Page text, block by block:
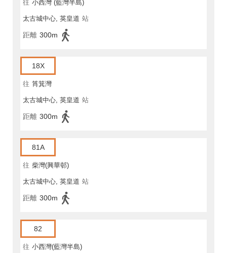
往 小西灣 (藍灣半島)
太古城中心, 英皇道 站
距離 300m
18X
往 筲箕灣
太古城中心, 英皇道 站
距離 300m
81A
往 柴灣(興華邨)
太古城中心, 英皇道 站
距離 300m
82
往 小西灣(藍灣半島)